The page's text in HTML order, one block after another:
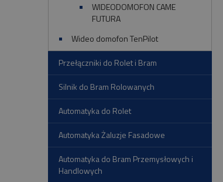
WIDEODOMOFON CAME
FUTURA
Wideo domofon TenPilot
Przełączniki do Rolet i Bram
Silnik do Bram Rolowanych
Automatyka do Rolet
Automatyka Żaluzje Fasadowe
Automatyka do Bram Przemysłowych i
Handlowych